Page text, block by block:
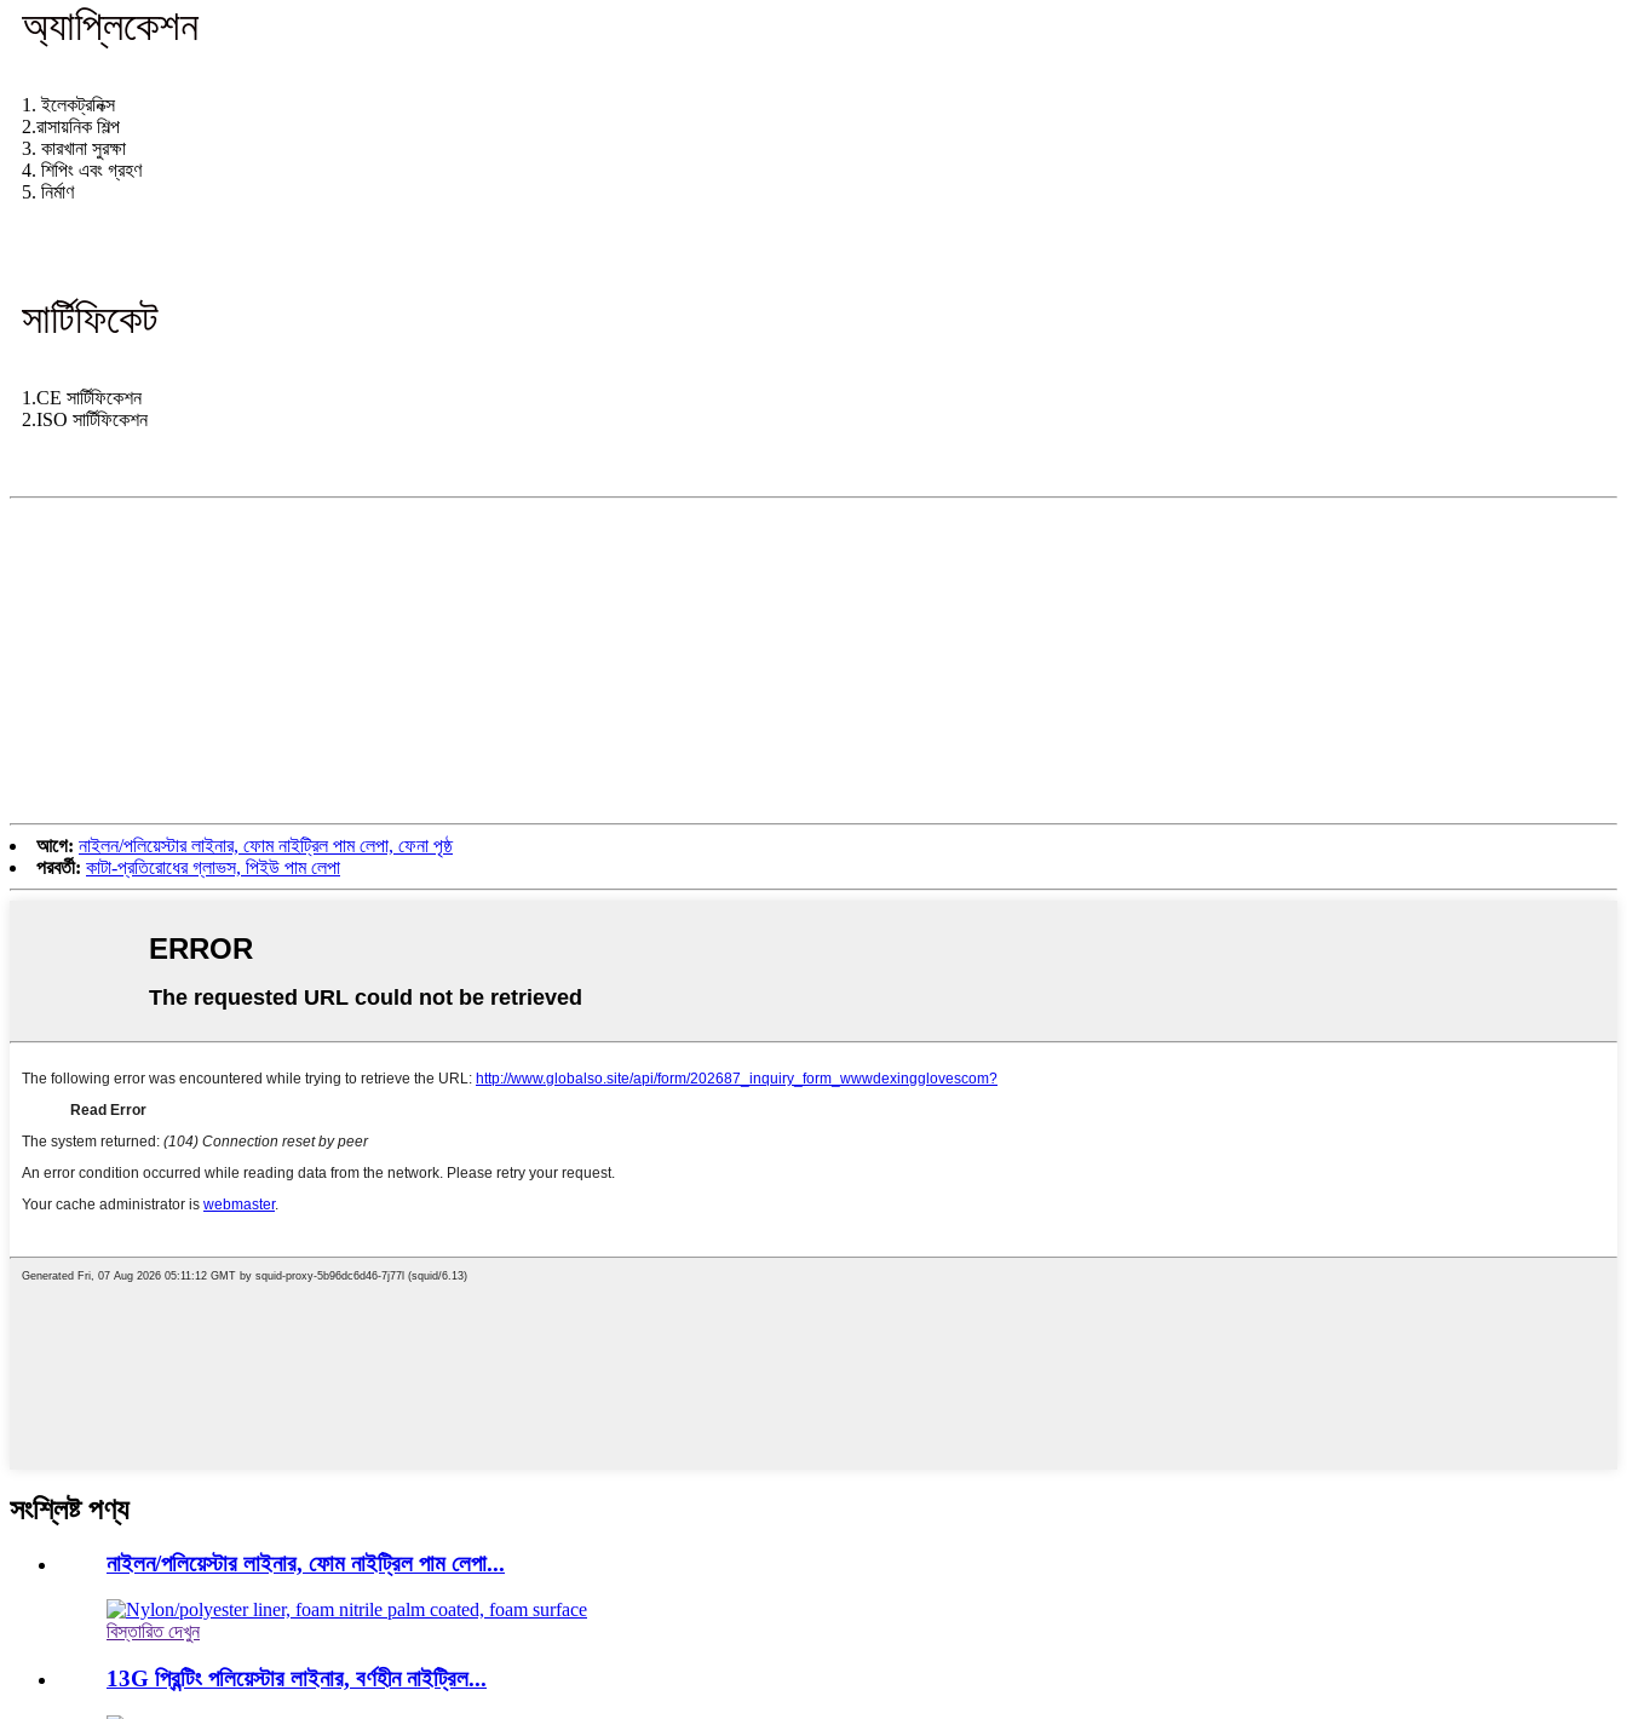
অ্যাপ্লিকেশন
1. ইলেকট্রনিক্স
2.রাসায়নিক শিল্প
3. কারখানা সুরক্ষা
4. শিপিং এবং গ্রহণ
5. নির্মাণ
সার্টিফিকেট
1.CE সার্টিফিকেশন
2.ISO সার্টিফিকেশন
আগে: নাইলন/পলিয়েস্টার লাইনার, ফোম নাইট্রিল পাম লেপা, ফেনা পৃষ্ঠ
পরবর্তী: কাটা-প্রতিরোধের গ্লাভস, পিইউ পাম লেপা
সংশ্লিষ্ট পণ্য
নাইলন/পলিয়েস্টার লাইনার, ফোম নাইট্রিল পাম লেপা...
বিস্তারিত দেখুন
13G প্রিন্টিং পলিয়েস্টার লাইনার, বর্ণহীন নাইট্রিল...